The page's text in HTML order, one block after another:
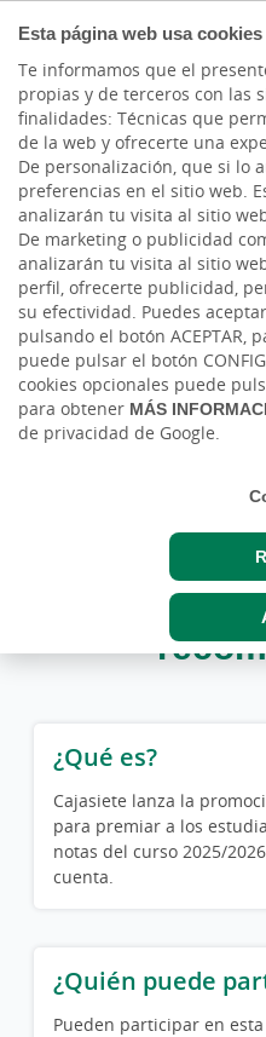
Esta página web usa cookies
Te informamos que el
propias y de terceros con las
finalidades: Técnicas que
de la web y ofrecerte una
De personalización, que si lo
preferencias en el sitio web.
analizarán tu visita al sitio
De marketing o publicidad
analizarán tu visita al sitio
perfil, ofrecerte publicidad,
su efectividad. Puedes
pulsando el botón ACEPTAR,
puede pulsar el botón
cookies opcionales puede
para obtener MÁS
de privacidad de Google.
CURSO
En Cajasiete
tus notas del
Registra
¡Tus
¿Qué es?
Cajasiete lanza la
para premiar a los
notas del curso 2025/
cuenta.
¿Quién puede
Pueden participar en